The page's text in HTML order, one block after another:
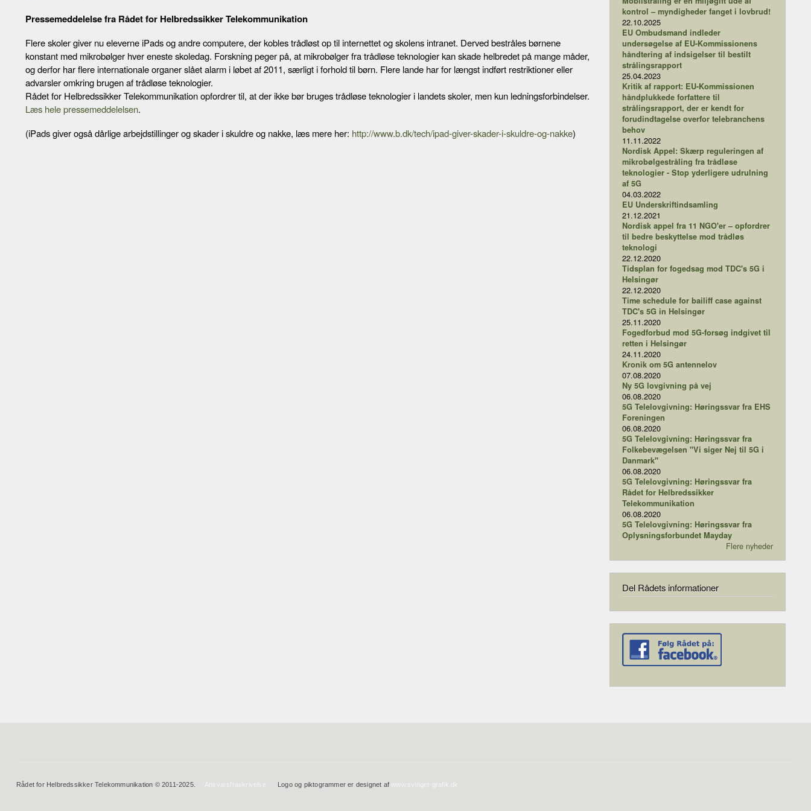
Pressemeddelelse fra Rådet for Helbredssikker Telekommunikation
Flere skoler giver nu eleverne iPads og andre computere, der kobles trådløst op til internettet og skolens intranet. Derved bestråles børnene
konstant med mikrobølger hver eneste skoledag. Forskning peger på, at mikrobølger fra trådløse teknologier kan skade helbredet på mange måder,
og derfor har flere internationale organer slået alarm i løbet af 2011, særligt i forhold til børn. Flere lande har for længst indført restriktioner eller
advarsler omkring brugen af trådløse teknologier.
Rådet for Helbredssikker Telekommunikation opfordrer til, at der ikke bør bruges trådløse teknologier i landets skoler, men kun ledningsforbindelser.
Læs hele pressemeddelelsen.
(iPads giver også dårlige arbejdstillinger og skader i skuldre og nakke, læs mere her: http://www.b.dk/tech/ipad-giver-skader-i-skuldre-og-nakke)
kontrol – myndigheder fanget i lovbrud!
22.10.2025
EU Ombudsmand indleder
undersøgelse af EU-Kommissionens
håndtering af indsigelser til bestilt
strålingsrapport
25.04.2023
Kritik af rapport: EU-Kommissionen
håndplukkede forfattere til
strålingsrapport, der er kendt for
forudindtagelse overfor telebranchens
behov
11.11.2022
Nordisk Appel: Skærp reguleringen af
mikrobølgestråling fra trådløse
teknologier - Stop yderligere udrulning
af 5G
04.03.2022
EU Underskriftindsamling
21.12.2021
Nordisk appel fra 11 NGO'er – opfordrer
til bedre beskyttelse mod trådløs
teknologi
22.12.2020
Tidsplan for fogedsag mod TDC's 5G i
Helsingør
22.12.2020
Time schedule for bailiff case against
TDC's 5G in Helsingør
25.11.2020
Fogedforbud mod 5G-forsøg indgivet til
retten i Helsingør
24.11.2020
Kronik om 5G antennelov
07.08.2020
Ny 5G lovgivning på vej
06.08.2020
5G Telelovgivning: Høringssvar fra EHS
Foreningen
06.08.2020
5G Telelovgivning: Høringssvar fra
Folkebevægelsen "Vi siger Nej til 5G i
Danmark"
06.08.2020
5G Telelovgivning: Høringssvar fra
Rådet for Helbredssikker
Telekommunikation
06.08.2020
5G Telelovgivning: Høringssvar fra
Oplysningsforbundet Mayday
Flere nyheder
Del Rådets informationer
Rådet for Helbredssikker Telekommunikation © 2011-2025. Ansvarsfraskrivelse Logo og piktogrammer er designet afwww.svinget-grafik.dk